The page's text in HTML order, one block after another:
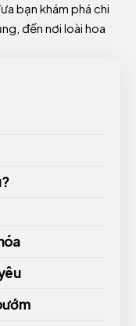
bạn khám phá chi
đến nơi loài hoa